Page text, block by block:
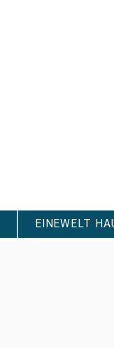
EINEWELT